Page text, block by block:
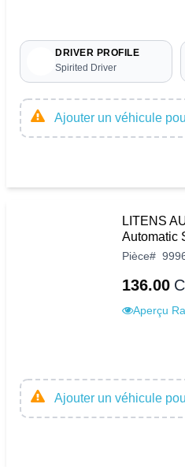
DRIVER PROFILE
Spirited Driver
Ajouter un véhicule
LITENS
Automatic
Pièce#
136.00
Aperçu
Ajouter un véhicule